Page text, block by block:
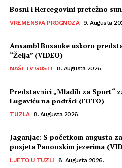
Bosni i Hercegovini pretežno
VREMENSKA PROGNOZA 9. Augusta
Ansambl Bosanke uskoro
“Želja” (VIDEO)
NAŠI TV GOSTI 8. Augusta 2026.
Predstavnici „Mladih za Sport“
Lugaviću na podršci (FOTO)
TUZLA 8. Augusta 2026.
Jaganjac: S početkom augusta
posjeta Panonskim jezerima
LJETO U TUZLI 8. Augusta 2026.